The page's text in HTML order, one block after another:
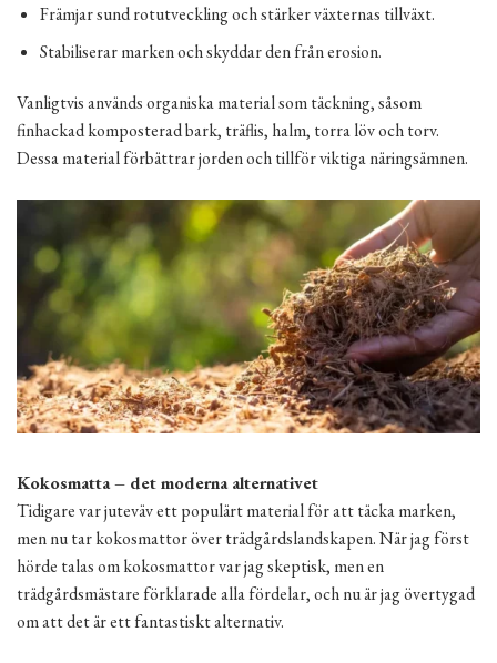
Främjar sund rotutveckling och stärker växternas tillväxt.
Stabiliserar marken och skyddar den från erosion.
Vanligtvis används organiska material som täckning, såsom
finhackad komposterad bark, träflis, halm, torra löv och torv.
Dessa material förbättrar jorden och tillför viktiga näringsämnen.
Kokosmatta – det moderna alternativet
Tidigare var juteväv ett populärt material för att täcka marken,
men nu tar kokosmattor över trädgårdslandskapen. När jag först
hörde talas om kokosmattor var jag skeptisk, men en
trädgårdsmästare förklarade alla fördelar, och nu är jag övertygad
om att det är ett fantastiskt alternativ.